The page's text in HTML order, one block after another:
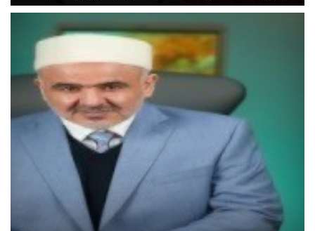
الثلاثاء 4 أغسطس 2026 12:56 م